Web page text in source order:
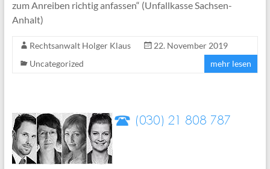
zum Anreiben richtig anfassen“ (Unfallkasse Sachsen-
Anhalt)
Rechtsanwalt Holger Klaus
22. November 2019
Uncategorized
mehr lesen